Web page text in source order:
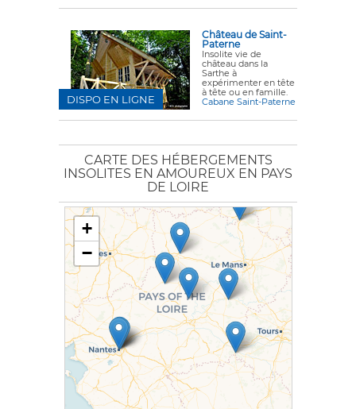
Château de Saint-
Paterne
Insolite vie de
château dans la
Sarthe à
expérimenter en tête
à tête ou en famille.
Cabane Saint-Paterne
DISPO EN LIGNE
CARTE DES HÉBERGEMENTS
INSOLITES EN AMOUREUX EN PAYS
DE LOIRE
+
−